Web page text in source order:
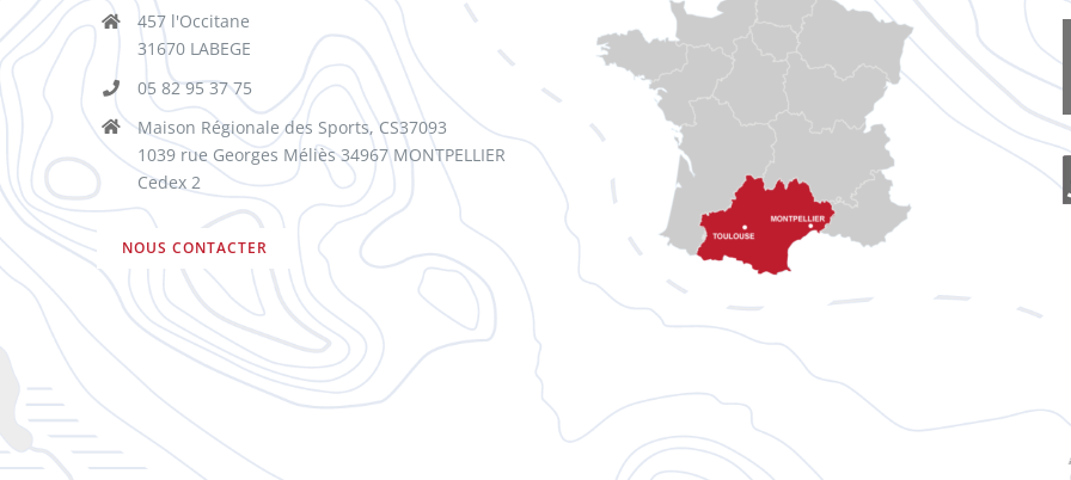
457 l'Occitane
31670 LABEGE
05 82 95 37 75
Maison Régionale des Sports, CS37093
1039 rue Georges Méliès 34967 MONTPELLIER
Cedex 2
NOUS CONTACTER